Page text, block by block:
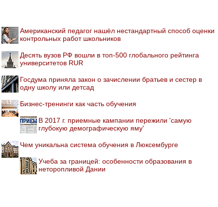
Американский педагог нашёл нестандартный способ оценки
контрольных работ школьников
Десять вузов РФ вошли в топ-500 глобального рейтинга
университетов RUR
Госдума приняла закон о зачислении братьев и сестер в
одну школу или детсад
Бизнес-тренинги как часть обучения
В 2017 г. приемные кампании пережили 'самую
глубокую демографическую яму'
Чем уникальна система обучения в Люксембурге
Учеба за границей: особенности образования в
неторопливой Дании